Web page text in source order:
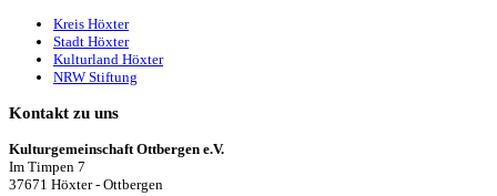
Kreis Höxter
Stadt Höxter
Kulturland Höxter
NRW Stiftung
Kontakt zu uns
Kulturgemeinschaft Ottbergen e.V.
Im Timpen 7
37671 Höxter - Ottbergen